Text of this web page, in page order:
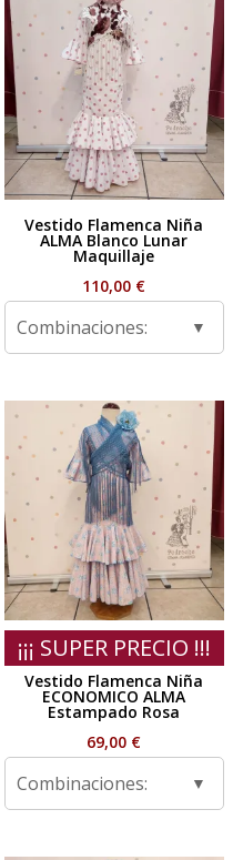
Vestido Flamenca Niña
ALMA Blanco Lunar
Maquillaje
110,00 €
Combinaciones:
¡¡¡ SUPER PRECIO !!!
Vestido Flamenca Niña
ECONOMICO ALMA
Estampado Rosa
69,00 €
Combinaciones: